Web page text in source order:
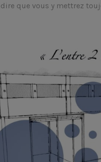
dire que vous y mettrez